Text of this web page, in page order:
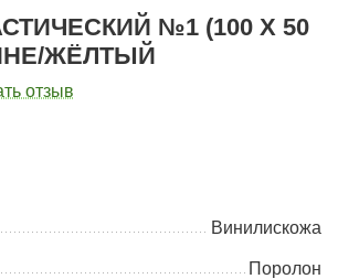
№1 (100 Х 50
ЖЁЛТЫЙ
отзыв
Винилискожа
Поролон